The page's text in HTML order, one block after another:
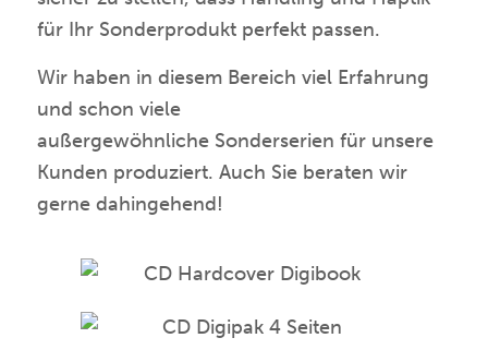
für Ihr Sonderprodukt perfekt passen.
Wir haben in diesem Bereich viel Erfahrung
und schon viele
außergewöhnliche Sonderserien für unsere
Kunden produziert. Auch Sie beraten wir
gerne dahingehend!